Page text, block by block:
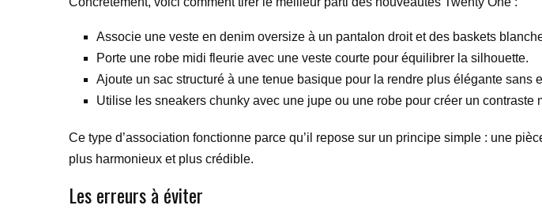
Associe une veste en denim oversize à un pantalon droit et des baskets
Porte une robe midi fleurie avec une veste courte pour équilibrer la silhouette.
Ajoute un sac structuré à une tenue basique pour la rendre plus élégante sans
Utilise les sneakers chunky avec une jupe ou une robe pour créer un contraste
Ce type d’association fonctionne parce qu’il repose sur un principe simple : une
plus harmonieux et plus crédible.
Les erreurs à éviter